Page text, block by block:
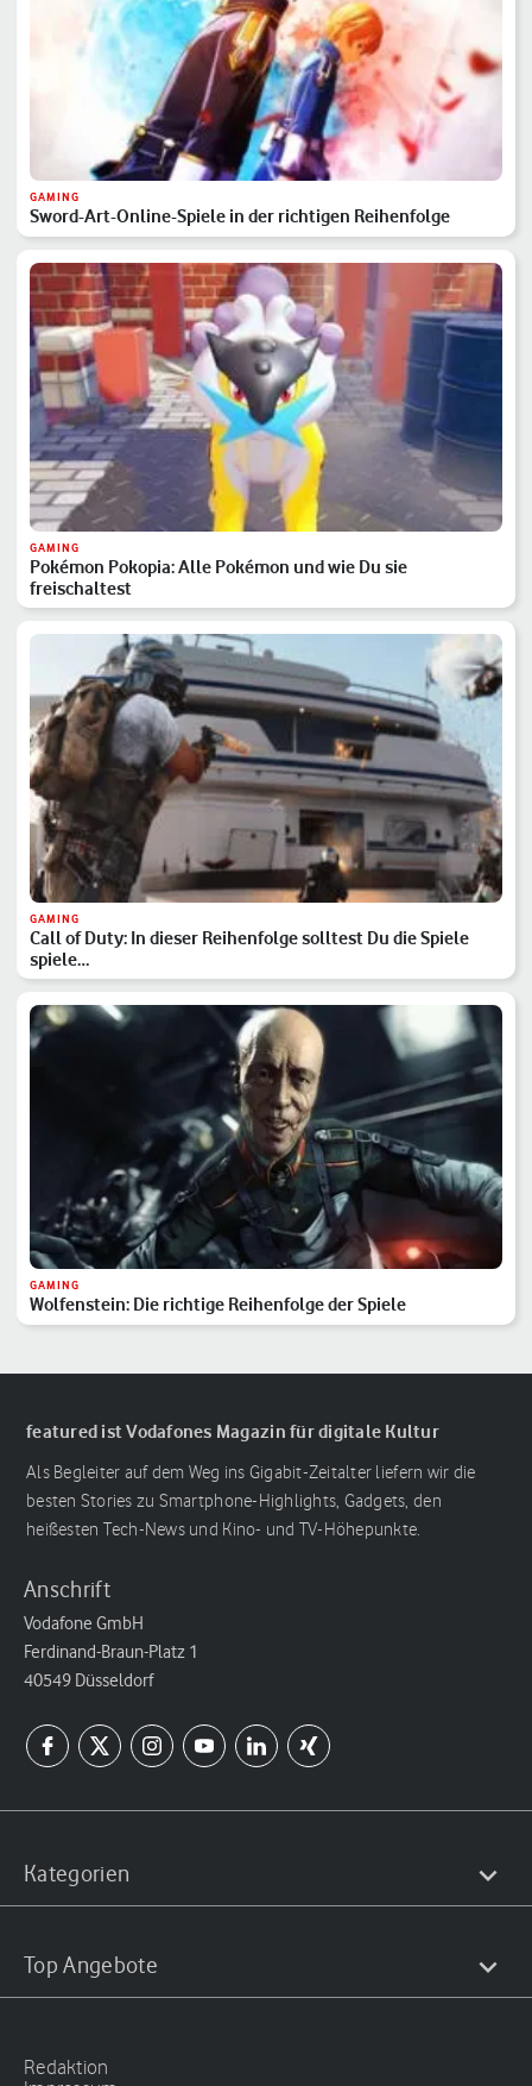
GAMING
Sword-Art-Online-Spiele in der richtigen Reihenfolge
GAMING
Pokémon Pokopia: Alle Pokémon und wie Du sie
freischaltest
GAMING
Call of Duty: In dieser Reihenfolge solltest Du die Spiele
spiele…
GAMING
Wolfenstein: Die richtige Reihenfolge der Spiele
featured ist Vodafones Magazin für digitale Kultur
Als Begleiter auf dem Weg ins Gigabit-Zeitalter liefern wir die
besten Stories zu Smartphone-Highlights, Gadgets, den
heißesten Tech-News und Kino- und TV-Höhepunkte.
Anschrift
Vodafone GmbH
Ferdinand-Braun-Platz 1
40549 Düsseldorf
Kategorien
Top Angebote
Redaktion